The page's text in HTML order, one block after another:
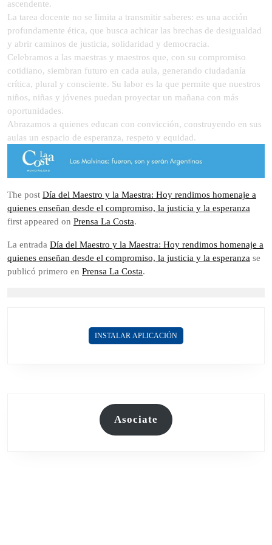
ascendente.
La tarea docente no se limita a transmitir saberes: es una acción
profundamente ética, que busca achicar las brechas de desigualdad
y abrir caminos de justicia, solidaridad y democracia.
Celebramos a las maestras y maestros que, con su compromiso
cotidiano, siembran futuro en cada aula, generando ciudadanía
crítica, plural y consciente. Su labor es la que permite que nuestros
niños, niñas y jóvenes puedan proyectar un mañana con más
oportunidades.
Abrazamos a quienes educan con convicción, construyendo en sus
aulas un espacio de esperanza, respeto y equidad.
The post Día del Maestro y la Maestra: Hoy rendimos homenaje a
quienes enseñan desde el compromiso, la justicia y la esperanza
first appeared on Prensa La Costa.
La entrada Día del Maestro y la Maestra: Hoy rendimos homenaje a
quienes enseñan desde el compromiso, la justicia y la esperanza se
publicó primero en Prensa La Costa.
INSTALAR APLICACIÓN
Asociate